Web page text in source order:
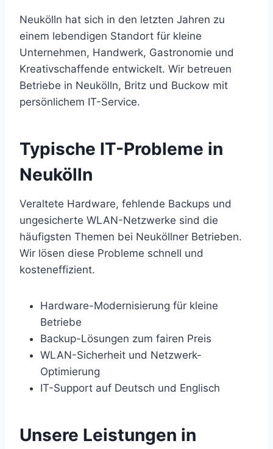
Neukölln hat sich in den letzten Jahren zu
einem lebendigen Standort für kleine
Unternehmen, Handwerk, Gastronomie und
Kreativschaffende entwickelt. Wir betreuen
Betriebe in Neukölln, Britz und Buckow mit
persönlichem IT-Service.
Typische IT-Probleme in
Neukölln
Veraltete Hardware, fehlende Backups und
ungesicherte WLAN-Netzwerke sind die
häufigsten Themen bei Neuköllner Betrieben.
Wir lösen diese Probleme schnell und
kosteneffizient.
Hardware-Modernisierung für kleine
Betriebe
Backup-Lösungen zum fairen Preis
WLAN-Sicherheit und Netzwerk-
Optimierung
IT-Support auf Deutsch und Englisch
Unsere Leistungen in